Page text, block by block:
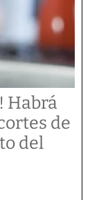
Habrá
de
del